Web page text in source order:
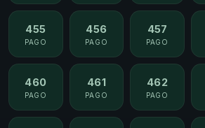
455
PAGO
456
PAGO
457
PAGO
460
PAGO
461
PAGO
462
PAGO